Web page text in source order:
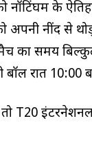
के
नींद से
समय
रात 10:00
T20